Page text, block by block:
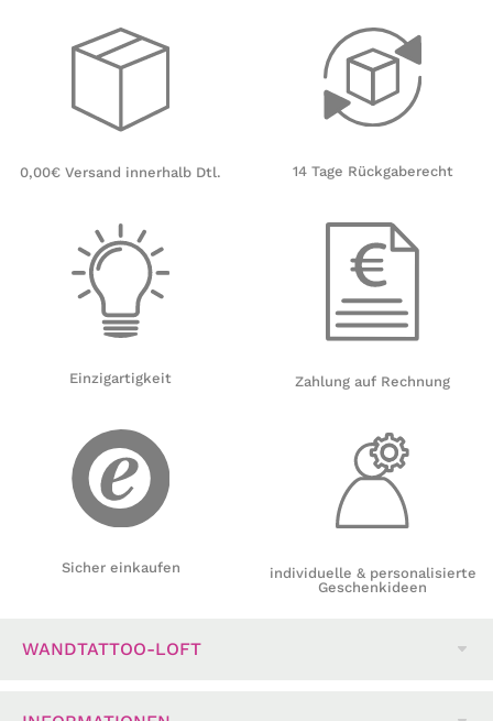
0,00€ Versand innerhalb Dtl.
Einzigartigkeit
Sicher einkaufen
14 Tage Rückgaberecht
Zahlung auf Rechnung
individuelle & personalisierte
Geschenkideen
WANDTATTOO-LOFT